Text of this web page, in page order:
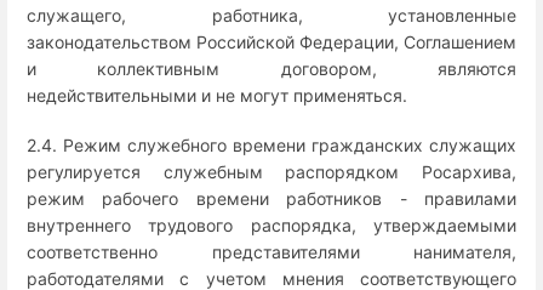
служащего, работника, установленные
законодательством Российской Федерации, Соглашением
и коллективным договором, являются
недействительными и не могут применяться.
2.4. Режим служебного времени гражданских служащих
регулируется служебным распорядком Росархива,
режим рабочего времени работников - правилами
внутреннего трудового распорядка, утверждаемыми
соответственно представителями нанимателя,
работодателями с учетом мнения соответствующего